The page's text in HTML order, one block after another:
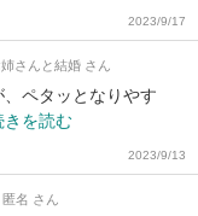
2023/9/17
さんと結婚 さん
ペタッとなりやす
きを読む
2023/9/13
名 さん